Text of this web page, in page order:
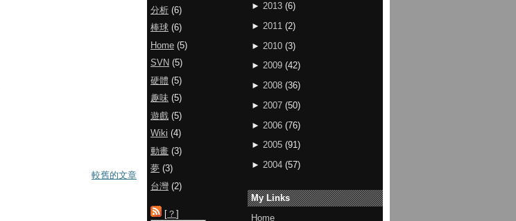
較舊的文章
► 2013 (6)
► 2011 (2)
► 2010 (3)
► 2009 (42)
► 2008 (36)
► 2007 (50)
► 2006 (76)
► 2005 (91)
► 2004 (57)
My Links
Home
分析 (6)
棒球 (6)
Home (5)
SVN (5)
硬體 (5)
趣味 (5)
遊戲 (5)
Wiki (4)
動畫 (3)
夢 (3)
台灣 (2)
[ ？ ]